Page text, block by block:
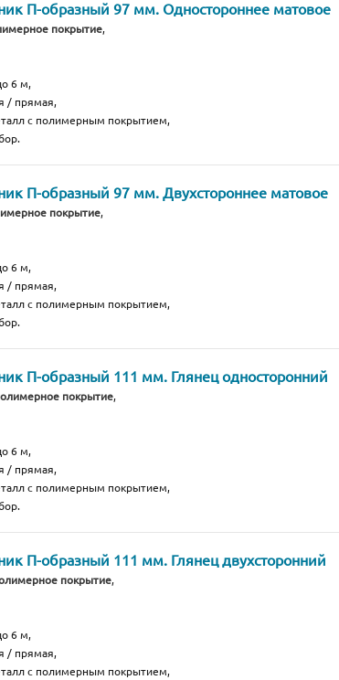
П-образный 97 мм. Одностороннее матовое
покрытие,
6 м,
/ прямая,
с полимерным покрытием,
П-образный 97 мм. Двухстороннее матовое
покрытие,
6 м,
/ прямая,
с полимерным покрытием,
П-образный 111 мм. Глянец односторонний
покрытие,
6 м,
/ прямая,
с полимерным покрытием,
П-образный 111 мм. Глянец двухсторонний
покрытие,
6 м,
/ прямая,
с полимерным покрытием,